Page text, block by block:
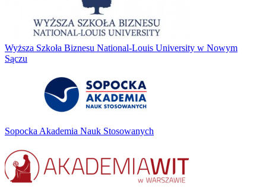
Wyższa Szkoła Biznesu National-Louis University w Nowym
Sączu
Sopocka Akademia Nauk Stosowanych